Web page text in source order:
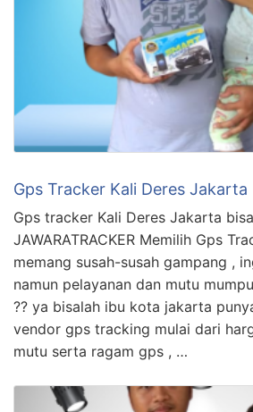
Gps Tracker Kali Deres Jakarta
Gps tracker Kali Deres Jakarta
JAWARATRACKER Memilih Gps
memang susah-susah gampang ,
namun pelayanan dan mutu
?? ya bisalah ibu kota jakarta
vendor gps tracking mulai dari
mutu serta ragam gps , …